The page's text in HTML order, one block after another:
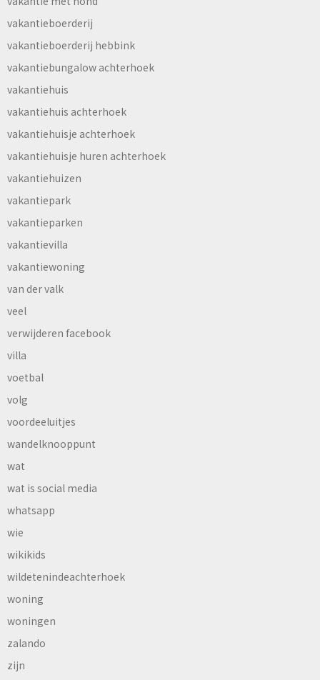
vakantieboerderij
vakantieboerderij hebbink
vakantiebungalow achterhoek
vakantiehuis
vakantiehuis achterhoek
vakantiehuisje achterhoek
vakantiehuisje huren achterhoek
vakantiehuizen
vakantiepark
vakantieparken
vakantievilla
vakantiewoning
van der valk
veel
verwijderen facebook
villa
voetbal
volg
voordeeluitjes
wandelknooppunt
wat
wat is social media
whatsapp
wie
wikikids
wildetenindeachterhoek
woning
woningen
zalando
zijn